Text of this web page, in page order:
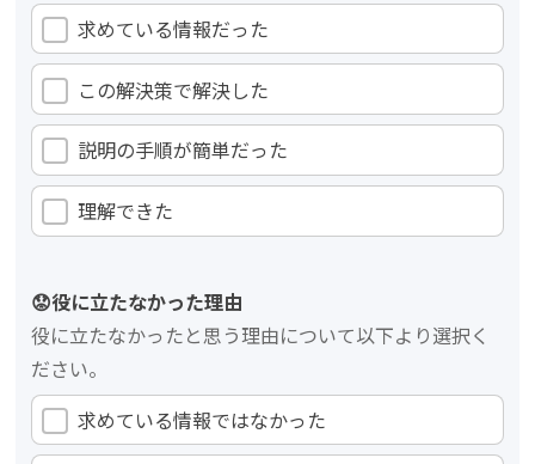
求めている情報だった
この解決策で解決した
説明の手順が簡単だった
理解できた
😟役に立たなかった理由
役に立たなかったと思う理由について以下より選択く
ださい。
求めている情報ではなかった